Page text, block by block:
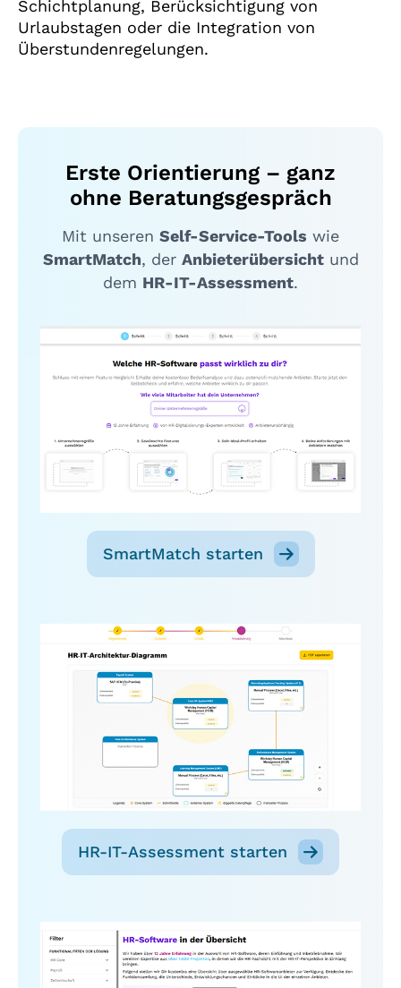
Schichtplanung, Berücksichtigung von
Urlaubstagen oder die Integration von
Überstundenregelungen.
Erste Orientierung – ganz
ohne Beratungsgespräch
Mit unseren Self-Service-Tools wie
SmartMatch, der Anbieterübersichtund
dem HR-IT-Assessment.
SmartMatch starten
HR-IT-Assessment starten